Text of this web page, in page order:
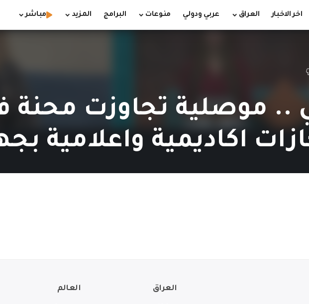
اخر الاخبار العراق عربي ودولي منوعات البرامج المزيد مباشر
.. موصلية تجاوزت محنة
اكاديمية واعلامية
العراق العالم